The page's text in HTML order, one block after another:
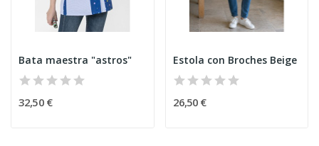
Bata maestra "astros"
32,50 €
Estola con Broches Beige
26,50 €